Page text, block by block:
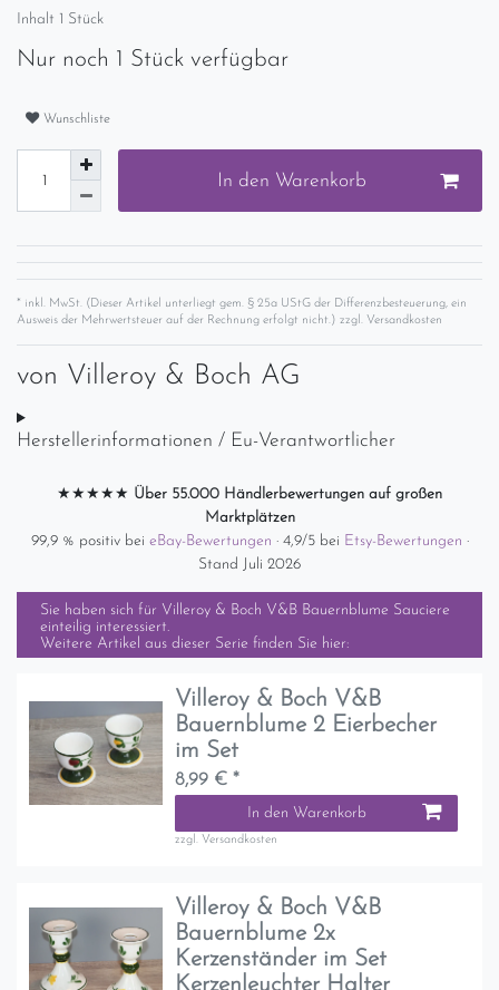
Inhalt 1 Stück
Nur noch 1 Stück verfügbar
Wunschliste
In den Warenkorb
* inkl. MwSt. (Dieser Artikel unterliegt gem. § 25a UStG der Differenzbesteuerung, ein
Ausweis der Mehrwertsteuer auf der Rechnung erfolgt nicht.) zzgl. Versandkosten
von Villeroy & Boch AG
Herstellerinformationen / Eu-Verantwortlicher
★★★★★ Über 55.000 Händlerbewertungen auf großen
Marktplätzen
99,9 % positiv bei eBay-Bewertungen · 4,9/5 bei Etsy-Bewertungen ·
Stand Juli 2026
Sie haben sich für Villeroy & Boch V&B Bauernblume Sauciere
einteilig interessiert.
Weitere Artikel aus dieser Serie finden Sie hier:
Villeroy & Boch V&B
Bauernblume 2 Eierbecher
im Set
8,99 € *
In den Warenkorb
zzgl. Versandkosten
Villeroy & Boch V&B
Bauernblume 2x
Kerzenständer im Set